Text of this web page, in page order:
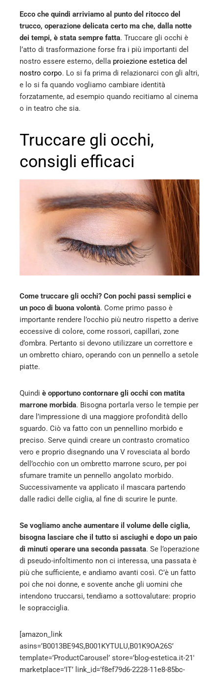
Ecco che quindi arriviamo al punto del ritocco del
trucco, operazione delicata certo ma che, dalla notte
dei tempi, è stata sempre fatta. Truccare gli occhi è
l’atto di trasformazione forse fra i più importanti del
nostro essere esterno, della proiezione estetica del
nostro corpo. Lo si fa prima di relazionarci con gli altri,
e lo si fa quando vogliamo cambiare identità
forzatamente, ad esempio quando recitiamo al cinema
o in teatro che sia.
Truccare gli occhi,
consigli efficaci
Come truccare gli occhi? Con pochi passi semplici e
un poco di buona volontà. Come primo passo è
importante rendere l’occhio più neutro rispetto a derive
eccessive di colore, come rossori, capillari, zone
d’ombra. Pertanto si devono utilizzare un correttore e
un ombretto chiaro, operando con un pennello a setole
piatte.
Quindi è opportuno contornare gli occhi con matita
marrone morbida. Bisogna portarla verso le tempie per
dare l’impressione di una maggiore profondità dello
sguardo. Ciò va fatto con un pennellino morbido e
preciso. Serve quindi creare un contrasto cromatico
vero e proprio disegnando una V rovesciata al bordo
dell’occhio con un ombretto marrone scuro, per poi
sfumare tramite un pennello angolato morbido.
Successivamente va applicato il mascara partendo
dalle radici delle ciglia, al fine di scurire le punte.
Se vogliamo anche aumentare il volume delle ciglia,
bisogna lasciare che il tutto si asciughi e dopo un paio
di minuti operare una seconda passata. Se l’operazione
di pseudo-infoltimento non ci interessa, una passata è
più che sufficiente, e andiamo avanti così. C’è un fatto
poi che noi donne, e sovente anche gli uomini che
intendono truccarsi, tendiamo a sottovalutare: proprio
le sopracciglia.
[amazon_link
asins=’B0013BE94S,B001KYTULU,B01K9OA26S’
template=’ProductCarousel’ store=’blog-estetica.it-21′
marketplace=’IT’ link_id=’f8ef79d6-2228-11e8-85bc-